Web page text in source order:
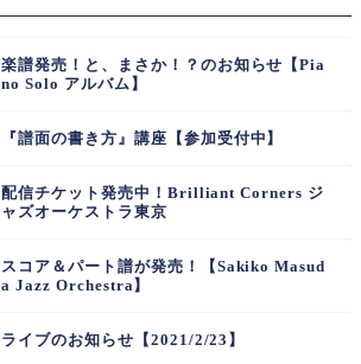
楽譜発売！と、まさか！？のお知らせ【Pia
no Solo アルバム】
『譜面の書き方』講座【参加受付中】
配信チケット発売中！Brilliant Corners ジ
ャズオーケストラ東京
スコア＆パート譜が発売！【Sakiko Masud
a Jazz Orchestra】
ライブのお知らせ【2021/2/23】